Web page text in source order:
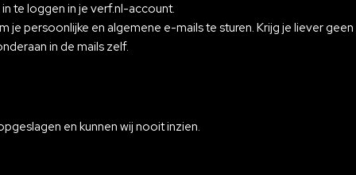
te loggen in je verf.nl-account.
je persoonlijke en algemene e-mails te sturen. Krijg je liever
in de mails zelf.
en kunnen wij nooit inzien.